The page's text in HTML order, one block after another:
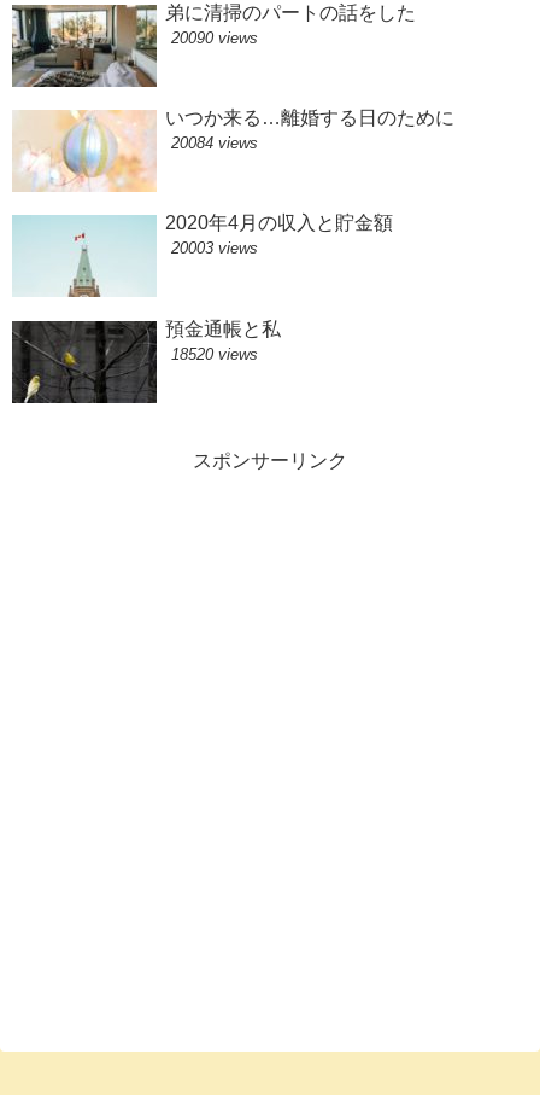
弟に清掃のパートの話をした
20090 views
いつか来る…離婚する日のために
20084 views
2020年4月の収入と貯金額
20003 views
預金通帳と私
18520 views
スポンサーリンク